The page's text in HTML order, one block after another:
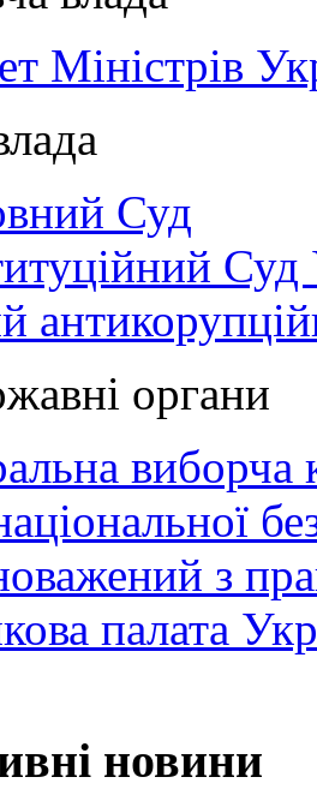
Міністрів
Суд
Суд
органи
виборча
з
палата
новини